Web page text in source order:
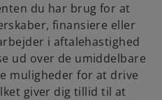
du har brug for at
finansiere eller
i aftalehastighed
ud over de umiddelbare
muligheder for at drive
giver dig tillid til at